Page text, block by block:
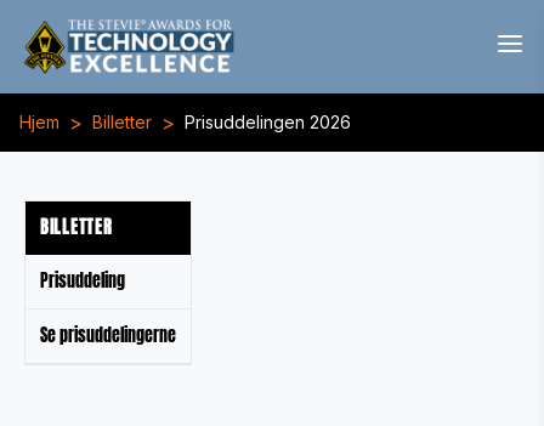
Hjem > Billetter > Prisuddelingen 2026
BILLETTER
Prisuddeling
Se prisuddelingerne